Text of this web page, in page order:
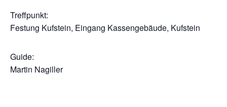
Treffpunkt:
Festung Kufstein, Eingang Kassengebäude, Kufstein
Guide:
Martin Nagiller